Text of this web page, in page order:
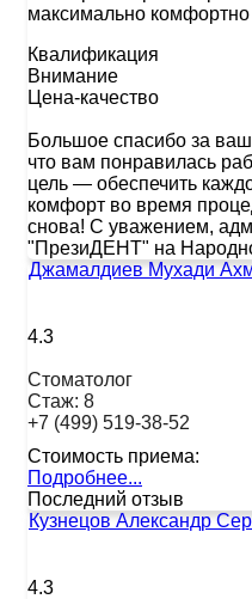
максимально
Квалификация
Внимание
Цена-качество
Большое спасибо за
что вам понравилась
цель — обеспечить
комфорт во время
снова! С уважением,
"ПрезиДЕНТ" на
Джамалдиев Мухади
4.3
Стоматолог
Стаж: 8
+7 (499) 519-38-52
Стоимость приема:
Подробнее...
Последний отзыв
Кузнецов Александр
4.3